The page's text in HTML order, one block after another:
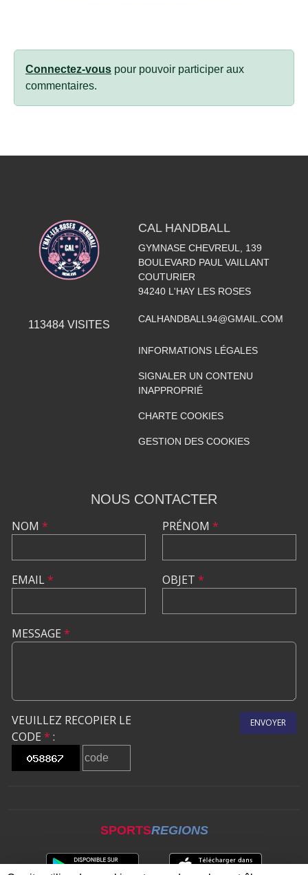
Connectez-vous pour pouvoir participer aux
commentaires.
113484VISITES
CAL HANDBALL
GYMNASE CHEVREUL, 139
BOULEVARD PAUL VAILLANT
COUTURIER
94240 L'HAY LES ROSES
CALHANDBALL94@GMAIL.COM
INFORMATIONS LÉGALES
SIGNALER UN CONTENU
INAPPROPRIÉ
CHARTE COOKIES
GESTION DES COOKIES
NOUS CONTACTER
NOM *
EMAIL*
PRÉNOM *
OBJET *
MESSAGE *
VEUILLEZ RECOPIER LE
CODE * :
ENVOYER
SPORTSREGIONS